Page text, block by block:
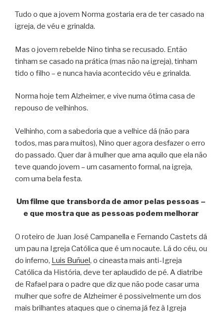
Tudo o que a jovem Norma gostaria era de ter casado na
igreja, de véu e grinalda.
Mas o jovem rebelde Nino tinha se recusado. Então
tinham se casado na prática (mas não na igreja), tinham
tido o filho – e nunca havia acontecido véu e grinalda.
Norma hoje tem Alzheimer, e vive numa ótima casa de
repouso de velhinhos.
Velhinho, com a sabedoria que a velhice dá (não para
todos, mas para muitos), Nino quer agora desfazer o erro
do passado. Quer dar à mulher que ama aquilo que ela não
teve quando jovem – um casamento formal, na igreja,
com uma bela festa.
Um filme que transborda de amor pelas pessoas –
e que mostra que as pessoas podem melhorar
O roteiro de Juan José Campanella e Fernando Castets dá
um pau na Igreja Católica que é um nocaute. Lá do céu, ou
do inferno, Luis Buñuel, o cineasta mais anti-Igreja
Católica da História, deve ter aplaudido de pé. A diatribe
de Rafael para o padre que diz que não pode casar uma
mulher que sofre de Alzheimer é possivelmente um dos
mais brilhantes ataques que o cinema já fez à Igreja